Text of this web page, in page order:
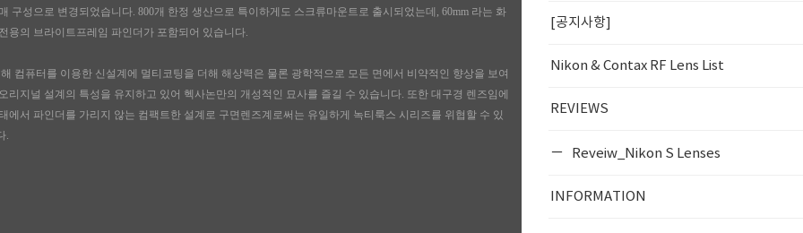
구성으로 변경되었습니다. 800개 한정 생산으로 특이하게도 스크류마운트로 출시되었는데, 60mm 라는 화
용의 브라이트프레임 파인더가 포함되어 있습니다.
컴퓨터를 이용한 신설계에 멀티코팅을 더해 해상력은 물론 광학적으로 모든 면에서 비약적인 향상을 보여
리지널 설계의 특성을 유지하고 있어 헥사논만의 개성적인 묘사를 즐길 수 있습니다. 또한 대구경 렌즈임에
에서 파인더를 가리지 않는 컴팩트한 설계로 구면렌즈계로써는 유일하게 녹티룩스 시리즈를 위협할 수 있
.
[공지사항]
Nikon & Contax RF Lens List
REVIEWS
Reveiw_Nikon S Lenses
INFORMATION